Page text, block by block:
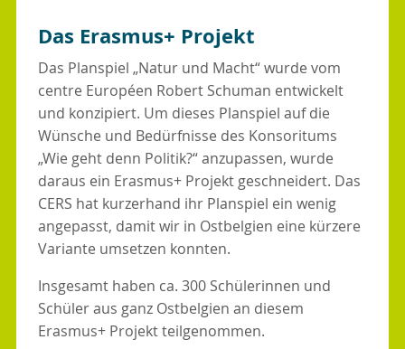
Das Erasmus+ Projekt
Das Planspiel „Natur und Macht“ wurde vom
centre Européen Robert Schuman entwickelt
und konzipiert. Um dieses Planspiel auf die
Wünsche und Bedürfnisse des Konsoritums
„Wie geht denn Politik?“ anzupassen, wurde
daraus ein Erasmus+ Projekt geschneidert. Das
CERS hat kurzerhand ihr Planspiel ein wenig
angepasst, damit wir in Ostbelgien eine kürzere
Variante umsetzen konnten.
Insgesamt haben ca. 300 Schülerinnen und
Schüler aus ganz Ostbelgien an diesem
Erasmus+ Projekt teilgenommen.